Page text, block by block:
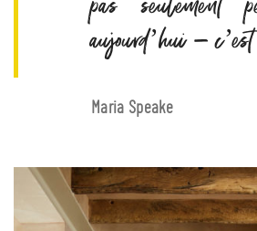
aujourd’hui –
Maria Speake